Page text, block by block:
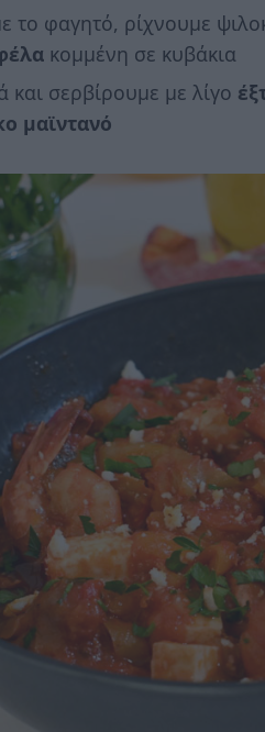
το φαγητό, ρίχνουμε
κομμένη σε κυβάκια
και σερβίρουμε με λίγο
μαϊντανό